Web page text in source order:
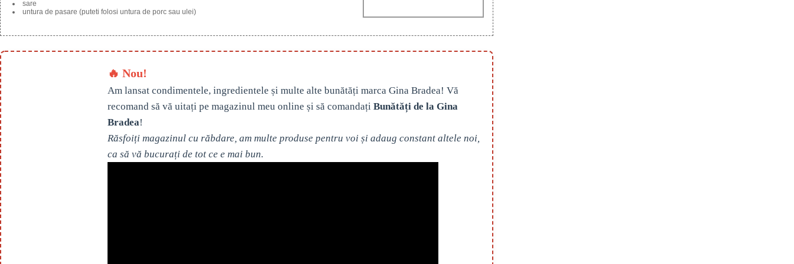
sare
untura de pasare (puteti folosi untura de porc sau ulei)
🔥 Nou!
Am lansat condimentele, ingredientele și multe alte bunătăți marca Gina Bradea! Vă
recomand să vă uitați pe magazinul meu online și să comandați Bunătăți de la Gina
Bradea!
Răsfoiți magazinul cu răbdare, am multe produse pentru voi și adaug constant altele noi,
ca să vă bucurați de tot ce e mai bun.